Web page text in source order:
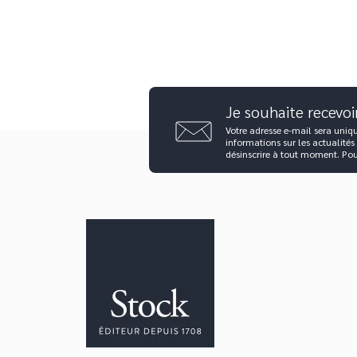
Je souhaite
Votre adresse e-mail sera
informations sur les actualités
désinscrire à tout moment.